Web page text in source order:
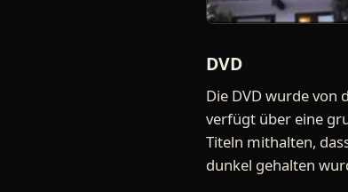
DVD
Die DVD wurde von
verfügt über eine
Titeln mithalten,
dunkel gehalten